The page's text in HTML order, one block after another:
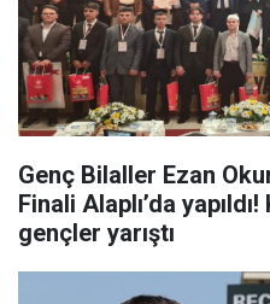
Genç Bilaller Ezan
Finali Alaplı’da
gençler yarıştı